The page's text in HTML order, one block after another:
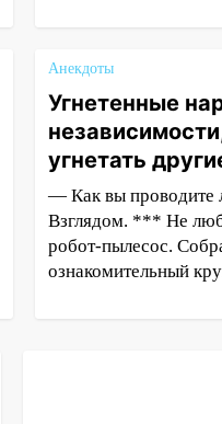
Анекдоты
Угнетенные
угнетать
— Как вы проводите
Взглядом. *** Не
робот-пылесос.
ознакомительный